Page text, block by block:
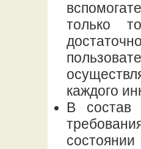
только
каждого
В состав